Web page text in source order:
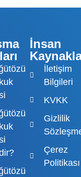
İnsan
İletişim
Bilgileri
KVKK
Gizlilik
Çerez
Politikası